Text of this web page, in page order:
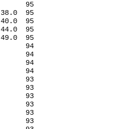
95
38.0
95
40.0
95
44.0
95
49.0
95
94
94
94
94
93
93
93
93
93
93